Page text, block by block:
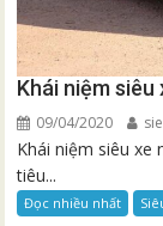
Khái niệm
09/04/2020
Khái niệm siêu xe
tiêu...
Đọc nhiều nhất